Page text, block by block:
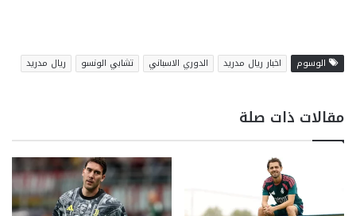
الوسوم اخبار ريال مدريد الدوري الاسباني تشابي الونسو ريال مدريد
مقالات ذات صلة